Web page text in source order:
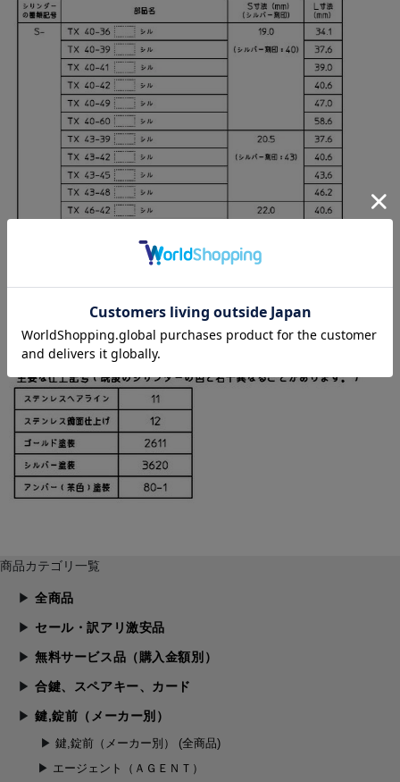
商品カテゴリ一覧
全商品
セール・訳アリ激安品
無料サービス品（購入金額別）
合鍵、スペアキー、カード
鍵,錠前（メーカー別）
鍵,錠前（メーカー別） (全商品)
エージェント（ＡＧＥＮＴ）